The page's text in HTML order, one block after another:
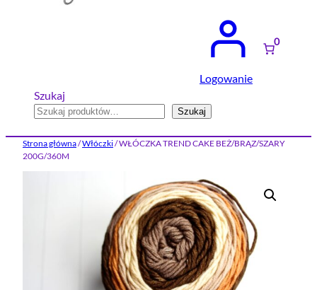
Logowanie
0
Szukaj
Szukaj
Strona główna/Włóczki/ WŁÓCZKA TREND CAKE BEŻ/BRĄZ/SZARY
200G/360M